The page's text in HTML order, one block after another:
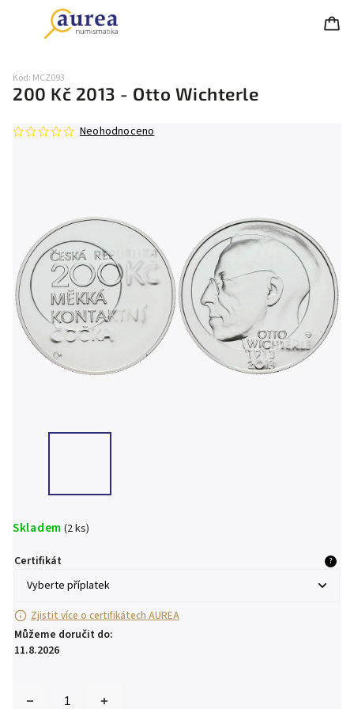
200 Kč 2013 - Otto Wichterle
Kód: MCZ093
Neohodnoceno
Skladem (2 ks)
Certifikát ?
Zjistit více o certifikátech AUREA
Můžeme doručit do:
11.8.2026